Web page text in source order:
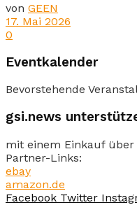
von GEEN
17. Mai 2026
0
Eventkalender
Bevorstehende
gsi.news
mit einem Einkauf
Partner-Links:
ebay
amazon.de
Facebook Twitter